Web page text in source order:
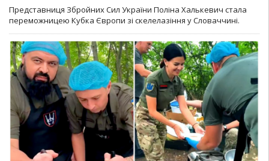
Представниця Збройних Сил України Поліна Халькевич стала
переможницею Кубка Європи зі скелелазіння у Словаччині.